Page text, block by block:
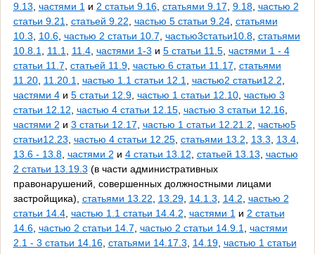
9.13 частями 1 и 2 статьи 9.16, статьями 9.17 9.18, частью 2
статьи 9.21
статьей 9.22 частью 5 статьи 9.24, статьями
10.3
10.6, частью 2 статьи 10.7 частью3статьи10.8, статьями
10.8.1
11.1 11.4, частями 1-3 и 5 статьи 11.5, частями 1 - 4
статьи 11.7 статьей 11.9, частью 6 статьи 11.17 статьями
11.20, 11.20.1 частью 1.1 статьи 12.1 частью2 статьи12.2
частями 4и 5 статьи 12.9, частью 1 статьи 12.10, частью 3
статьи 12.12 частью 4 статьи 12.15, частью 3 статьи 12.16,
частями 2 и 3 статьи 12.17 частью 1 статьи 12.21.2 частью5
статьи12.23 частью 4 статьи 12.25, статьями 13.2 13.3 13.4,
13.6 - 13.8, частями 2 и 4 статьи 13.12 статьей 13.13 частью
2 статьи 13.19.3 (в части административных
правонарушений, совершенных должностными лицами
застройщика), статьями 13.22 13.29, 14.1.3 14.2 частью 2
статьи 14.4, частью 1.1 статьи 14.4.2 частями 1 и 2 статьи
14.6, частью 2 статьи 14.7 частью 2 статьи 14.9.1
частями
2.1 - 3 статьи 14.16, статьями 14.17.3 14.19, частью 1 статьи